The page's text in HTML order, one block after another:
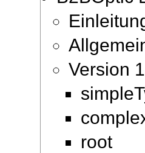
Version
root